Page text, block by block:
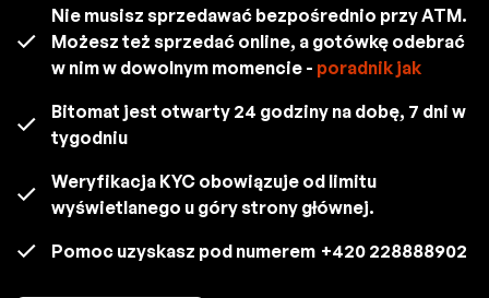
Nie musisz sprzedawać bezpośrednio przy ATM.
Możesz też sprzedać online, a gotówkę odebrać
w nim w dowolnym momencie - poradnik jak
Bitomat jest otwarty 24 godziny na dobę, 7 dni w
tygodniu
Weryfikacja KYC obowiązuje od limitu
wyświetlanego u góry strony głównej.
Pomoc uzyskasz pod numerem +420 228888902